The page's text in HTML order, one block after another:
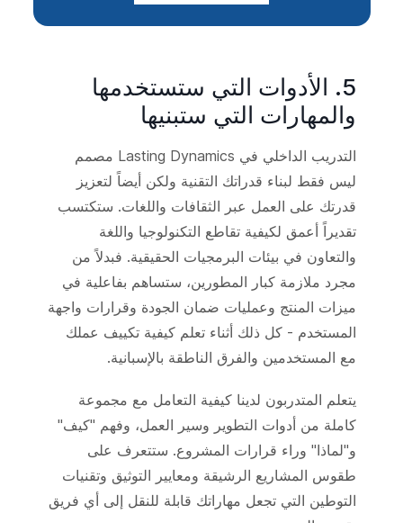
5. الأدوات التي ستستخدمها
والمهارات التي ستبنيها
التدريب الداخلي في Lasting Dynamics مصمم
ليس فقط لبناء قدراتك التقنية ولكن أيضاً لتعزيز
قدرتك على العمل عبر الثقافات واللغات. ستكتسب
تقديراً أعمق لكيفية تقاطع التكنولوجيا واللغة
والتعاون في بيئات البرمجيات الحقيقية. فبدلاً من
مجرد ملازمة كبار المطورين، ستساهم بفاعلية في
ميزات المنتج وعمليات ضمان الجودة وقرارات واجهة
المستخدم - كل ذلك أثناء تعلم كيفية تكييف عملك
مع المستخدمين والفرق الناطقة بالإسبانية.
يتعلم المتدربون لدينا كيفية التعامل مع مجموعة
كاملة من أدوات التطوير وسير العمل، وفهم "كيف"
و"لماذا" وراء قرارات المشروع. ستتعرف على
طقوس المشاريع الرشيقة ومعايير التوثيق وتقنيات
التوطين التي تجعل مهاراتك قابلة للنقل إلى أي فريق